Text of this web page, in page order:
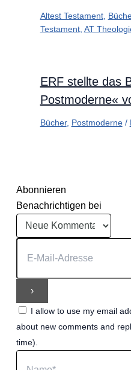
Altest Testament,
Testament, AT
ERF stellte das
Postmoderne«
Bücher, Postmoderne/
Abonnieren
Benachrichtigen bei
I allow to use my email
about new comments and
time).